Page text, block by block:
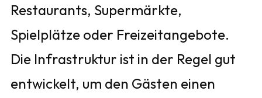
Restaurants, Supermärkte,
Spielplätze oder Freizeitangebote.
Die Infrastruktur ist in der Regel gut
entwickelt, um den Gästen einen